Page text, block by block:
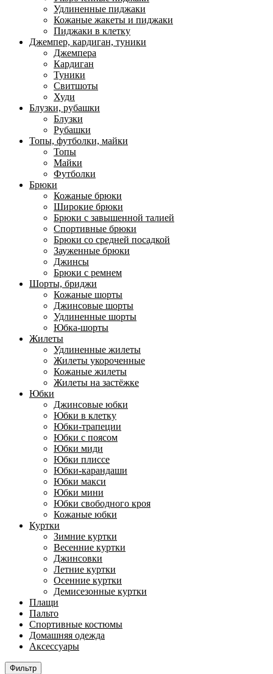
Удлиненные пиджаки
Кожаные жакеты и пиджаки
Пиджаки в клетку
Джемпер, кардиган, туники
Джемпера
Кардиган
Туники
Свитшоты
Худи
Блузки, рубашки
Блузки
Рубашки
Топы, футболки, майки
Топы
Майки
Футболки
Брюки
Кожаные брюки
Широкие брюки
Брюки с завышенной талией
Спортивные брюки
Брюки со средней посадкой
Зауженные брюки
Джинсы
Брюки с ремнем
Шорты, бриджи
Кожаные шорты
Джинсовые шорты
Удлиненные шорты
Юбка-шорты
Жилеты
Удлиненные жилеты
Жилеты укороченные
Кожаные жилеты
Жилеты на застёжке
Юбки
Джинсовые юбки
Юбки в клетку
Юбки-трапеции
Юбки с поясом
Юбки миди
Юбки плиссе
Юбки-карандаши
Юбки макси
Юбки мини
Юбки свободного кроя
Кожаные юбки
Куртки
Зимние куртки
Весенние куртки
Джинсовки
Летние куртки
Осенние куртки
Демисезонные куртки
Плащи
Пальто
Спортивные костюмы
Домашняя одежда
Аксессуары
Фильтр